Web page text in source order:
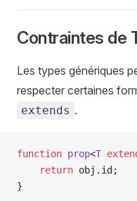
Contraintes de
Les types génériques
respecter certaines
extends .
function prop<T
    return
obj.id;
}